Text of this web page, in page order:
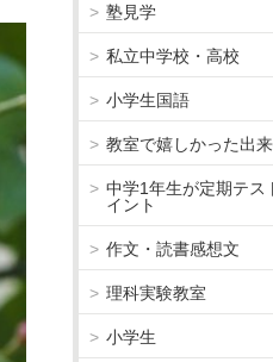
塾見学
私立中学校・高校
小学生国語
教室で嬉しかった出
中学1年生が定期テス
イント
作文・読書感想文
理科実験教室
小学生